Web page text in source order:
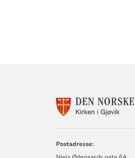
Postadresse: